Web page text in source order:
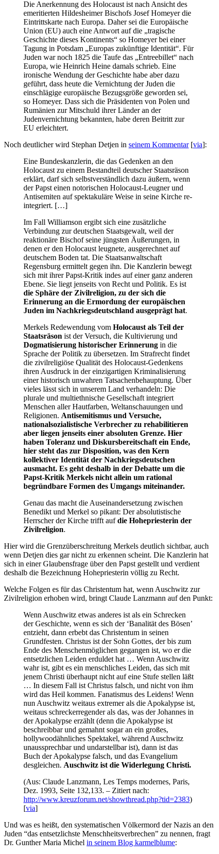
Die Anerkennung des Holocaust ist nach Ansicht des
emeritierten Hildesheimer Bischofs Josef Homeyer die
Eintrittskarte nach Europa. Daher sei die Europäische
Union (EU) auch eine Antwort auf die „tragische
Geschichte dieses Kontinents“ so Homeyer bei einer
Tagung in Potsdam „Europas zukünftige Identität“. Für
Juden war noch 1825 die Taufe das „Entreebillet“ nach
Europa, wie Heinrich Heine damals schrieb. Eine
ironische Wendung der Geschichte habe aber dazu
geführt, dass heute die Vernichtung der Juden die
einschlägige europäische Bezugsgröße geworden sei,
so Homeyer. Dass sich die Präsidenten von Polen und
Rumänien zur Mitschuld ihrer Länder an der
Judenvernichtung bekannten, habe deren Beitritt zur
EU erleichtert.
Noch deutlicher wird Stephan Detjen in seinem Kommentar[via]:
Eine Bundeskanzlerin, die das Gedenken an den
Holocaust zu einem Bestandteil deutscher Staatsräson
erklärt, darf sich selbstverständlich dazu äußern, wenn
der Papst einen notorischen Holocaust-Leugner und
Antisemiten auf spektakuläre Weise in seine Kirche re-
integriert. […]
Im Fall Williamson ergibt sich eine zusätzliche
Verbindung zur deutschen Staatsgewalt, weil der
reaktionäre Bischof seine jüngsten Äußerungen, in
denen er den Holocaust leugnete, ausgerechnet auf
deutschem Boden tat. Die Staatsanwaltschaft
Regensburg ermittelt gegen ihn. Die Kanzlerin bewegt
sich mit ihrer Papst-Kritik indes auf einer ganz anderen
Ebene. Sie liegt jenseits von Recht und Politik. Es ist
die Sphäre der Zivilreligion, zu der sich die
Erinnerung an die Ermordung der europäischen
Juden im Nachkriegsdeutschland ausgeprägt hat.
Merkels Redewendung vom Holocaust als Teil der
Staatsräson ist der Versuch, die Kultivierung und
Dogmatisierung historischer Erinnerung in die
Sprache der Politik zu übersetzen. Im Strafrecht findet
die zivilreligiöse Qualität des Holocaust-Gedenkens
ihren Ausdruck in der einzigartigen Kriminalisierung
einer historisch unwahren Tatsachenbehauptung. Über
vieles lässt sich in unserem Land verhandeln: Die
plurale und multiethnische Gesellschaft integriert
Menschen aller Hautfarben, Weltanschauungen und
Religionen. Antisemitismus und Versuche,
nationalsozialistische Verbrecher zu rehabilitieren
aber liegen jenseits einer absoluten Grenze. Hier
haben Toleranz und Diskursbereitschaft ein Ende,
hier steht das zur Disposition, was den Kern
kollektiver Identität der Nachkriegsdeutschen
ausmacht. Es geht deshalb in der Debatte um die
Papst-Kritik Merkels nicht allein um rational
begründbare Formen des Umgangs miteinander.
Genau das macht die Auseinandersetzung zwischen
Benedikt und Merkel so pikant: Der absolutistische
Herrscher der Kirche trifft aufdie Hohepriesterin der
Zivilreligion.
Hier wird die Grenzüberschreitung Merkels deutlich sichtbar, auch
wenn Detjen dies gar nicht zu erkennen scheint. Die Kanzlerin hat
sich in einer Glaubensfrage über den Papst gestellt und verdient
deshalb die Bezeichnung Hohepriesterin völlig zu Recht.
Welche Folgen es für das Christentum hat, wenn Auschwitz zur
Zivilreligion erhoben wird, bringt Claude Lanzmann auf den Punkt:
Wenn Auschwitz etwas anderes ist als ein Schrecken
der Geschichte, wenn es sich der ‘Banalität des Bösen’
entzieht, dann erbebt das Christentum in seinen
Grundfesten. Christus ist der Sohn Gottes, der bis zum
Ende des Menschenmöglichen gegangen ist, wo er die
entsetzlichen Leiden erduldet hat … Wenn Auschwitz
wahr ist, gibt es ein menschliches Leiden, das sich mit
jenem Christi überhaupt nicht auf eine Stufe stellen läßt
… In diesem Fall ist Christus falsch, und nicht von ihm
wird das Heil kommen. Fanatismus des Leidens! Wenn
nun Auschwitz weitaus extremer als die Apokalypse ist,
weitaus schreckerregender als das, was der Johannes in
der Apokalypse erzählt (denn die Apokalypse ist
beschreibbar und gemahnt sogar an ein großes,
hollywoodähnliches Spektakel, während Auschwitz
unaussprechbar und undarstellbar ist), dann ist das
Buch der Apokalypse falsch, und das Evangelium
desgleichen. Auschwitz ist die Widerlegung Christi.
(Aus: Claude Lanzmann, Les Temps modernes, Paris,
Dez. 1993, Seite 132,133. – Zitiert nach:
http://www.kreuzforum.net/showthread.php?tid=2383)
[via]
Und was es heißt, den systematischen Völkermord der Nazis an den
Juden “das entsetzlichste Menschheitsverbrechen” zu nennen, fragt
Dr. Gunther Maria Michel in seinem Blog karmelblume: